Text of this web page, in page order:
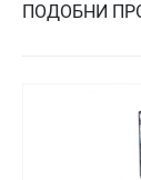
ПОДОБНИ